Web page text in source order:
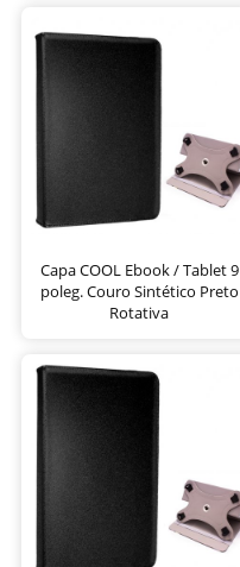
Capa COOL Ebook / Tablet 9
poleg. Couro Sintético Preto
Rotativa